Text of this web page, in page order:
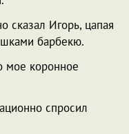
сказал Игорь, цапая
барбекю.
мое коронное
спросил